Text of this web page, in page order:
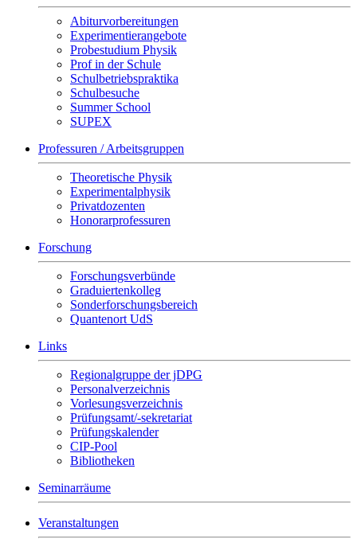
Abiturvorbereitungen
Experimentierangebote
Probestudium Physik
Prof in der Schule
Schulbetriebspraktika
Schulbesuche
Summer School
SUPEX
Professuren / Arbeitsgruppen
Theoretische Physik
Experimentalphysik
Privatdozenten
Honorarprofessuren
Forschung
Forschungsverbünde
Graduiertenkolleg
Sonderforschungsbereich
Quantenort UdS
Links
Regionalgruppe der jDPG
Personalverzeichnis
Vorlesungsverzeichnis
Prüfungsamt/-sekretariat
Prüfungskalender
CIP-Pool
Bibliotheken
Seminarräume
Veranstaltungen